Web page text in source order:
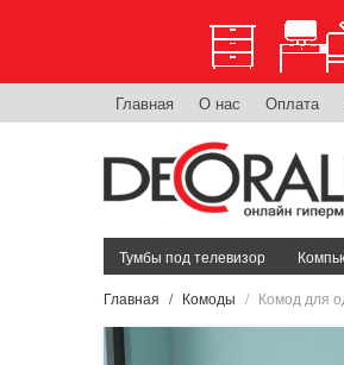
Главная О нас Оплата
Тумбы под телевизор
Главная Комоды Комод для